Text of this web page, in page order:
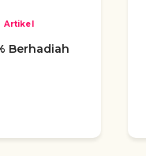
Artikel
Berhadiah